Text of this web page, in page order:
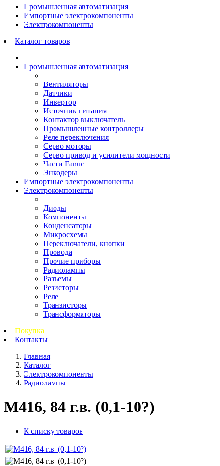
Промышленная автоматизация
Импортные электрокомпоненты
Электрокомпоненты
Каталог товаров
Промышленная автоматизация
Вентиляторы
Датчики
Инвертор
Источник питания
Контактор выключатель
Промышленные контроллеры
Реле переключения
Серво моторы
Серво привод и усилители мощности
Части Fanuc
Энкодеры
Импортные электрокомпоненты
Электрокомпоненты
Диоды
Компоненты
Конденсаторы
Микросхемы
Переключатели, кнопки
Провода
Прочие приборы
Радиолампы
Разъемы
Резисторы
Реле
Транзисторы
Трансформаторы
Покупка
Контакты
Главная
Каталог
Электрокомпоненты
Радиолампы
М416, 84 г.в. (0,1-10?)
К списку товаров